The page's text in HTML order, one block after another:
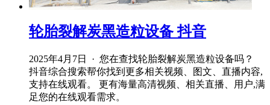
轮胎裂解炭黑造粒设备 抖音
2025年4月7日 · 您在查找轮胎裂解炭黑造粒设备吗？
抖音综合搜索帮你找到更多相关视频、图文、直播内容,
支持在线观看。 更有海量高清视频、相关直播、用户,满
足您的在线观看需求。